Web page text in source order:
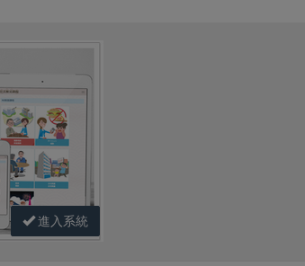
進入系統